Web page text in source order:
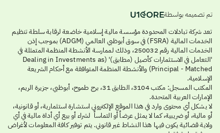
تم تصميمه بواسطة
تعد شركة تبادلات المحدودة مؤسسة مالية إسلامية خاضعة لرقابة سلطة تنظيم
الخدمات المالية (FSRA) في سوق أبوظبي العالمي (ADGM) بموجب إذن
الخدمات المالية رقم 250032، وذلك لممارسة الأنشطة المنظمة المتمثلة في
'التعامل في الاستثمارات كأصيل (مطابق)' (Dealing in Investments as
Principal - Matched) والأنشطة المنظمة المتوافقة مع أحكام الشريعة
الإسلامية.
المكتب المسجل: مكتب 3104، الطابق 31، برج طموح، أبوظبي، جزيرة الريم،
الإمارات العربية المتحدة.
لا يشكل أي محتوى وارد في هذا الموقع الإلكتروني استشارة استثمارية، أو قانونية،
أو مالية، أو ضريبية، كما لا يمثل عرضاً أو التماساً لشراء أو بيع أي أداة مالية في أي
ولاية قضائية يكون فيها هذا النشاط غير قانوني. يتم توفير كافة المعلومات لأغراض